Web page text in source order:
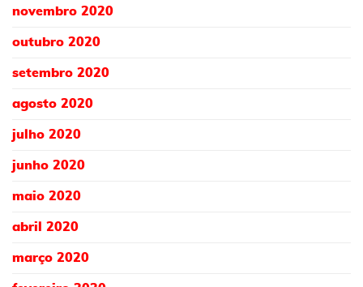
novembro 2020
outubro 2020
setembro 2020
agosto 2020
julho 2020
junho 2020
maio 2020
abril 2020
março 2020